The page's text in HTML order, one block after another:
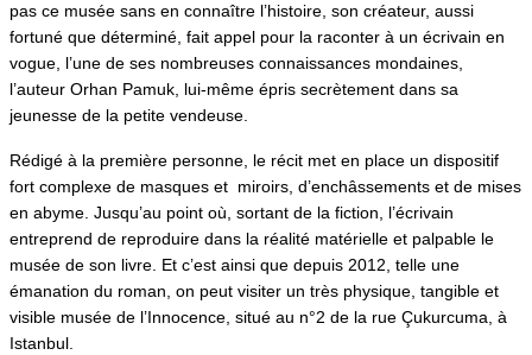
pas ce musée sans en connaître l’histoire, son créateur, aussi
fortuné que déterminé, fait appel pour la raconter à un écrivain en
vogue, l’une de ses nombreuses connaissances mondaines,
l’auteur Orhan Pamuk, lui-même épris secrètement dans sa
jeunesse de la petite vendeuse.
Rédigé à la première personne, le récit met en place un dispositif
fort complexe de masques et miroirs, d’enchâssements et de mises
en abyme. Jusqu’au point où, sortant de la fiction, l’écrivain
entreprend de reproduire dans la réalité matérielle et palpable le
musée de son livre. Et c’est ainsi que depuis 2012, telle une
émanation du roman, on peut visiter un très physique, tangible et
visible musée de l’Innocence, situé au n°2 de la rue Çukurcuma, à
Istanbul.